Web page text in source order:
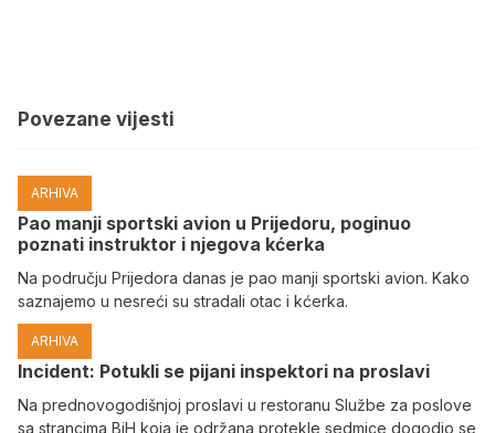
Povezane vijesti
ARHIVA
Pao manji sportski avion u Prijedoru, poginuo
poznati instruktor i njegova kćerka
Na području Prijedora danas je pao manji sportski avion. Kako
saznajemo u nesreći su stradali otac i kćerka.
ARHIVA
Incident: Potukli se pijani inspektori na proslavi
Na prednovogodišnjoj proslavi u restoranu Službe za poslove
sa strancima BiH koja je održana protekle sedmice dogodio se